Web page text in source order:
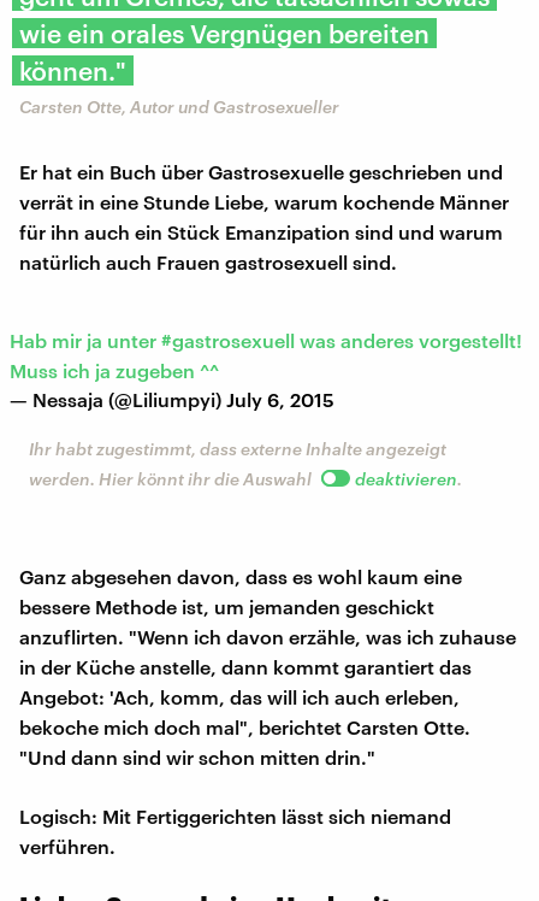
wie ein orales Vergnügen bereiten
können."
Carsten Otte, Autor und Gastrosexueller
Er hat ein Buch über Gastrosexuelle geschrieben und
verrät in eine Stunde Liebe, warum kochende Männer
für ihn auch ein Stück Emanzipation sind und warum
natürlich auch Frauen gastrosexuell sind.
Hab mir ja unter #gastrosexuell was anderes vorgestellt!
Muss ich ja zugeben ^^
— Nessaja (@Liliumpyi) July 6, 2015
Ihr habt zugestimmt, dass externe Inhalte angezeigt
werden. Hier könnt ihr die Auswahl
deaktivieren.
Ganz abgesehen davon, dass es wohl kaum eine
bessere Methode ist, um jemanden geschickt
anzuflirten. "Wenn ich davon erzähle, was ich zuhause
in der Küche anstelle, dann kommt garantiert das
Angebot: 'Ach, komm, das will ich auch erleben,
bekoche mich doch mal", berichtet Carsten Otte.
"Und dann sind wir schon mitten drin."
Logisch: Mit Fertiggerichten lässt sich niemand
verführen.